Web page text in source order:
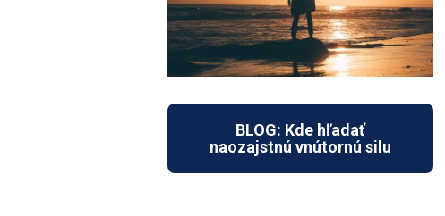
BLOG: Kde hľadať
naozajstnú vnútornú silu